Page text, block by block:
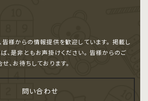
皆様からの情報提供を歓迎しています。 掲載し
、是非ともお声掛けください。 皆様からのご
、お待ちしております。
問い合わせ